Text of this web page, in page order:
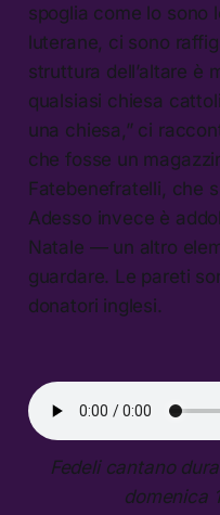
spoglia come lo sono
luterane, ci sono
struttura dell’altare è
qualsiasi chiesa
una chiesa,” ci
che fosse un
Fatebenefratelli, che
Adesso invece è
Natale — un altro
guardare. Le pareti
donatori inglesi.
Fedeli cantano
domenica